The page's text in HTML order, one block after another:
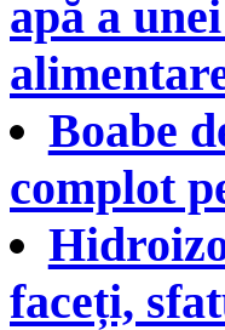
apă a
Boabe
complot
faceți,